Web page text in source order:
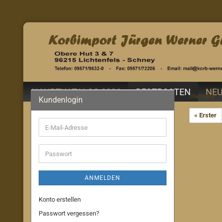
HAUPTKATALOG 2026 RESTPOSTENStartseite
« Erster
Kundenlogin
E-
Mail-
Adresse
Passwort
ANMELDEN
Konto erstellen
Passwort vergessen?